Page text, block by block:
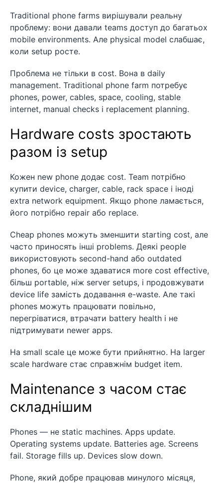
Traditional phone farms вирішували реальну
проблему: вони давали teams доступ до багатьох
mobile environments. Але physical model слабшає,
коли setup росте.
Проблема не тільки в cost. Вона в daily
management. Traditional phone farm потребує
phones, power, cables, space, cooling, stable
internet, manual checks і replacement planning.
Hardware costs зростають
разом із setup
Кожен new phone додає cost. Team потрібно
купити device, charger, cable, rack space і іноді
extra network equipment. Якщо phone ламається,
його потрібно repair або replace.
Cheap phones можуть зменшити starting cost, але
часто приносять інші problems. Деякі people
використовують second-hand або outdated
phones, бо це може здаватися more cost effective,
більш portable, ніж server setups, і продовжувати
device life замість додавання e-waste. Але такі
phones можуть працювати повільно,
перегріватися, втрачати battery health і не
підтримувати newer apps.
На small scale це може бути прийнятно. На larger
scale hardware стає справжнім budget item.
Maintenance з часом стає
складнішим
Phones — не static machines. Apps update.
Operating systems update. Batteries age. Screens
fail. Storage fills up. Devices slow down.
Phone, який добре працював минулого місяця,